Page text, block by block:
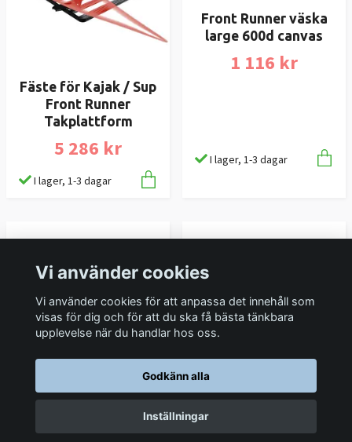
Fäste för Kajak / Sup
Front Runner
Takplattform
5 286 kr
I lager, 1-3 dagar
Skyddsöverdrag för
ditt Front Runner
taktält
1 642 kr
Snabbfäste för en yxa
till Front Runner
Vi använder cookies
Vi använder cookies för att anpassa det innehåll som
visas för dig och för att du ska få bästa tänkbara
upplevelse när du handlar hos oss.
Godkänn alla
Inställningar